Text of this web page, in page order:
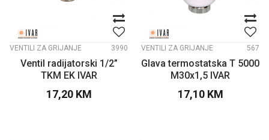
VENTILI ZA GRIJANJE 3990
Ventil radijatorski 1/2”
TKM EK IVAR
17,20 KM
VENTILI ZA GRIJANJE 567
Glava termostatska T 5000
M30x1,5 IVAR
17,10 KM